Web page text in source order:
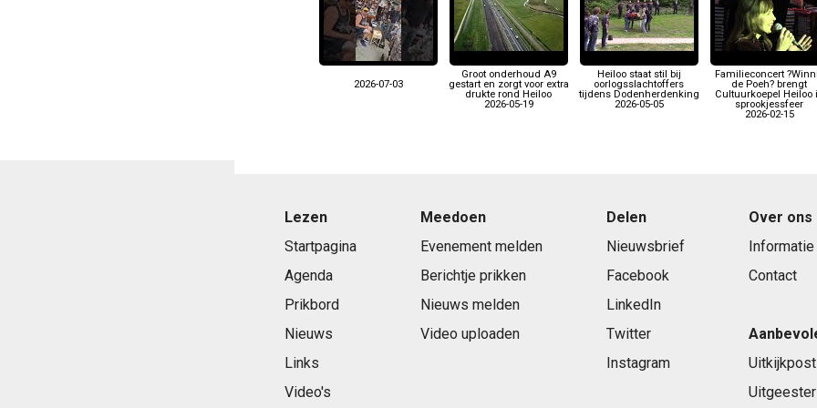
2026-07-03
Groot onderhoud A9
gestart en zorgt voor extra
drukte rond Heiloo
2026-05-19
Heiloo staat stil bij
oorlogsslachtoffers
tijdens Dodenherdenking
2026-05-05
Familieconcert
de Poeh? brengt
Cultuurkoepel Heiloo
sprookjessfeer
2026-02-15
Lezen
Startpagina
Agenda
Prikbord
Nieuws
Links
Video's
Meedoen
Evenement melden
Berichtje prikken
Nieuws melden
Video uploaden
Delen
Nieuwsbrief
Facebook
LinkedIn
Twitter
Instagram
Over ons
Informatie
Contact
Uitkijkpost
Uitgeester